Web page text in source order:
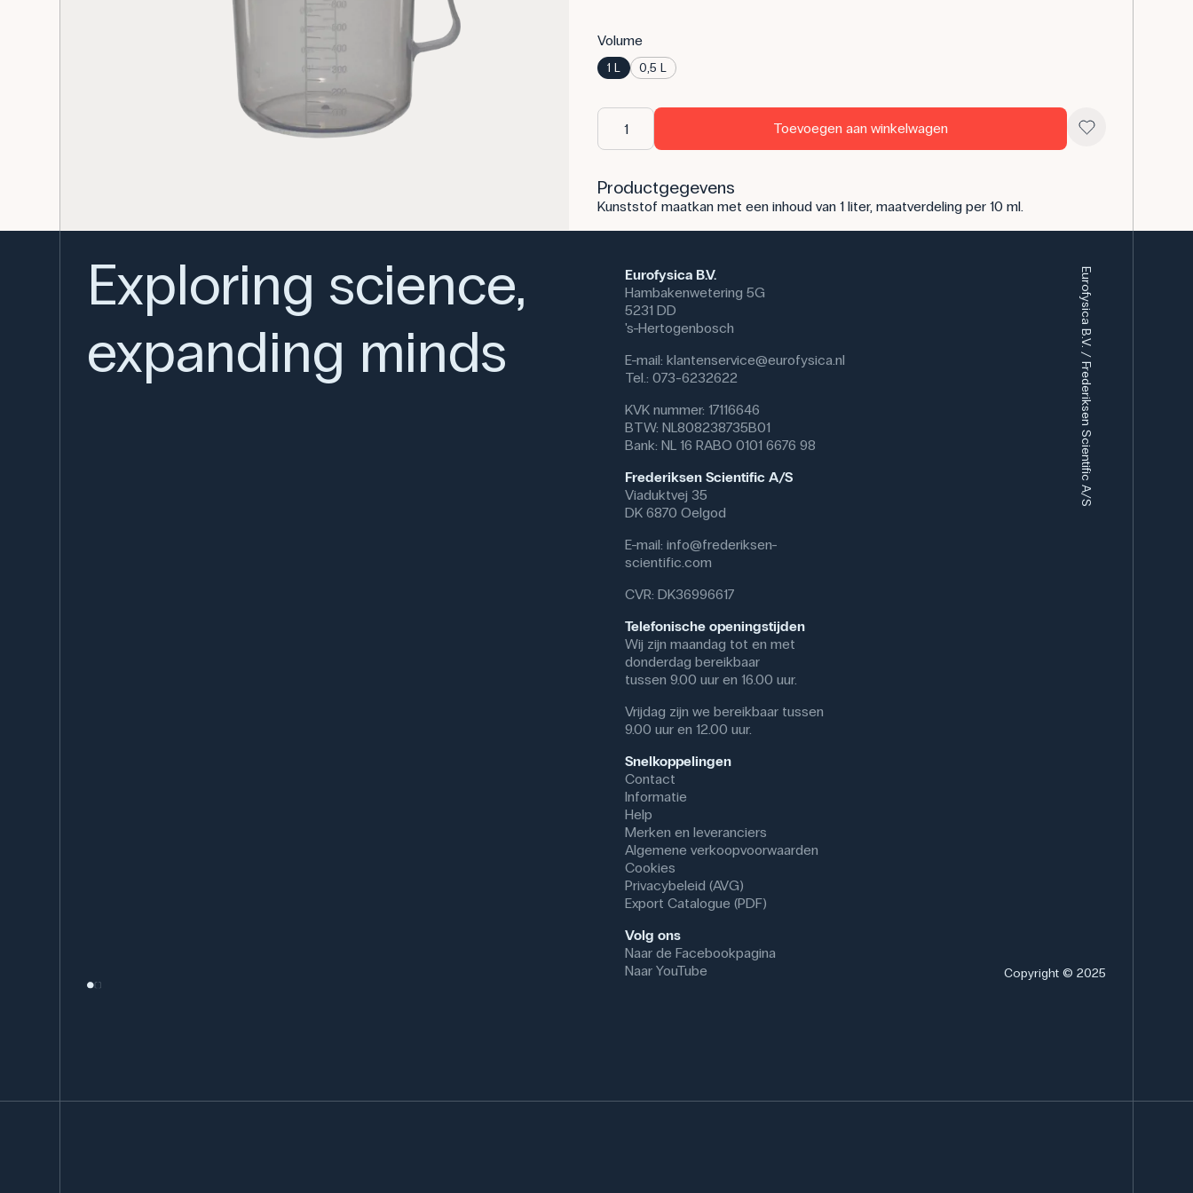
Volume
1 L 0,5 L
Toevoegen aan winkelwagen
Productgegevens
Kunststof maatkan met een inhoud van 1 liter, maatverdeling per 10 ml.
Exploring science,
expanding minds
Eurofysica B.V.
Hambakenwetering 5G
5231 DD
's-Hertogenbosch
E-mail: klantenservice@eurofysica.nl
Tel.: 073-6232622
KVK nummer: 17116646
BTW: NL808238735B01
Bank: NL 16 RABO 0101 6676 98
Frederiksen Scientific A/S
Viaduktvej 35
DK 6870 Oelgod
E-mail: info@frederiksen-
scientific.com
CVR: DK36996617
Telefonische openingstijden
Wij zijn maandag tot en met
donderdag bereikbaar
tussen 9.00 uur en 16.00 uur.
Vrijdag zijn we bereikbaar tussen
9.00 uur en 12.00 uur.
Snelkoppelingen
Contact
Informatie
Help
Merken en leveranciers
Algemene verkoopvoorwaarden
Cookies
Privacybeleid (AVG)
Export Catalogue (PDF)
Volg ons
Naar de Facebookpagina
Naar YouTube
Eurofysica B.V. / Frederiksen Scientific A/S
Copyright © 2025